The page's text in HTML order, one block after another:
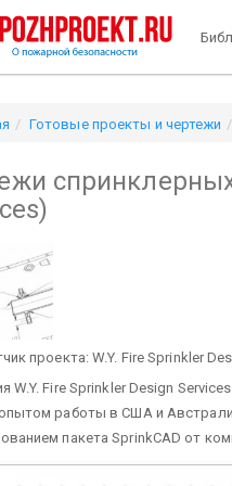
Готовые проекты и чертежи
проекта: W.Y. Fire Sprinkler
W.Y. Fire Sprinkler Design
работы в США и
пакета SprinkCAD от